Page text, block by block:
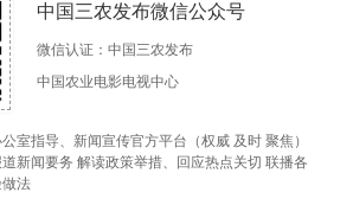
中国三农发布微信公众号
微信认证：中国三农发布
中国农业电影电视中心
室指导、新闻宣传官方平台（权威 及时 聚焦）
新闻要务 解读政策举措、回应热点关切 联播各
法